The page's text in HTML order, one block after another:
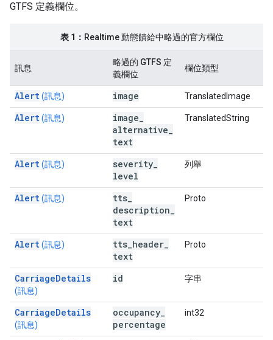
GTFS 定義欄位。
表 1： Realtime 動態饋給中略過的官方欄位
訊息
略過的 GTFS 定
義欄位
欄位類型
Alert(訊息) image TranslatedImage
Alert(訊息) image
alternative
text
TranslatedString
Alert(訊息) severity
level
列舉
Alert(訊息) tts
description
text
Proto
Alert(訊息) tts header
text
Proto
CarriageDetails
(訊息)
id 字串
CarriageDetails
(訊息)
occupancy
percentage
int32